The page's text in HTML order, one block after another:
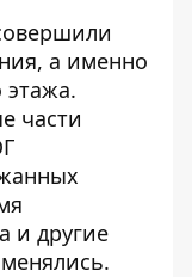
а именно
части
и другие